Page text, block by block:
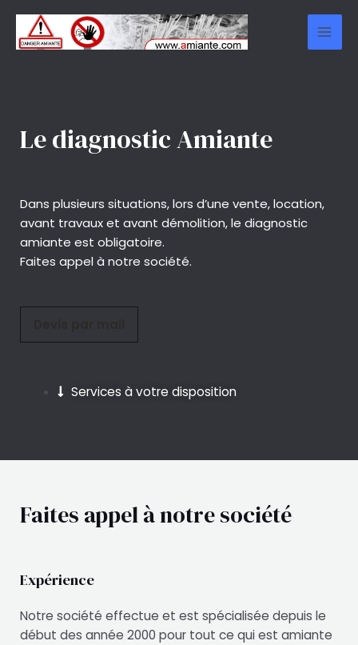
Le diagnostic Amiante
Dans plusieurs situations, lors d’une vente, location,
avant travaux et avant démolition, le diagnostic
amiante est obligatoire.
Faites appel à notre société.
Services à votre disposition
Faites appel à notre société
Expérience
Notre société effectue et est spécialisée depuis le
début des année 2000 pour tout ce qui est amiante